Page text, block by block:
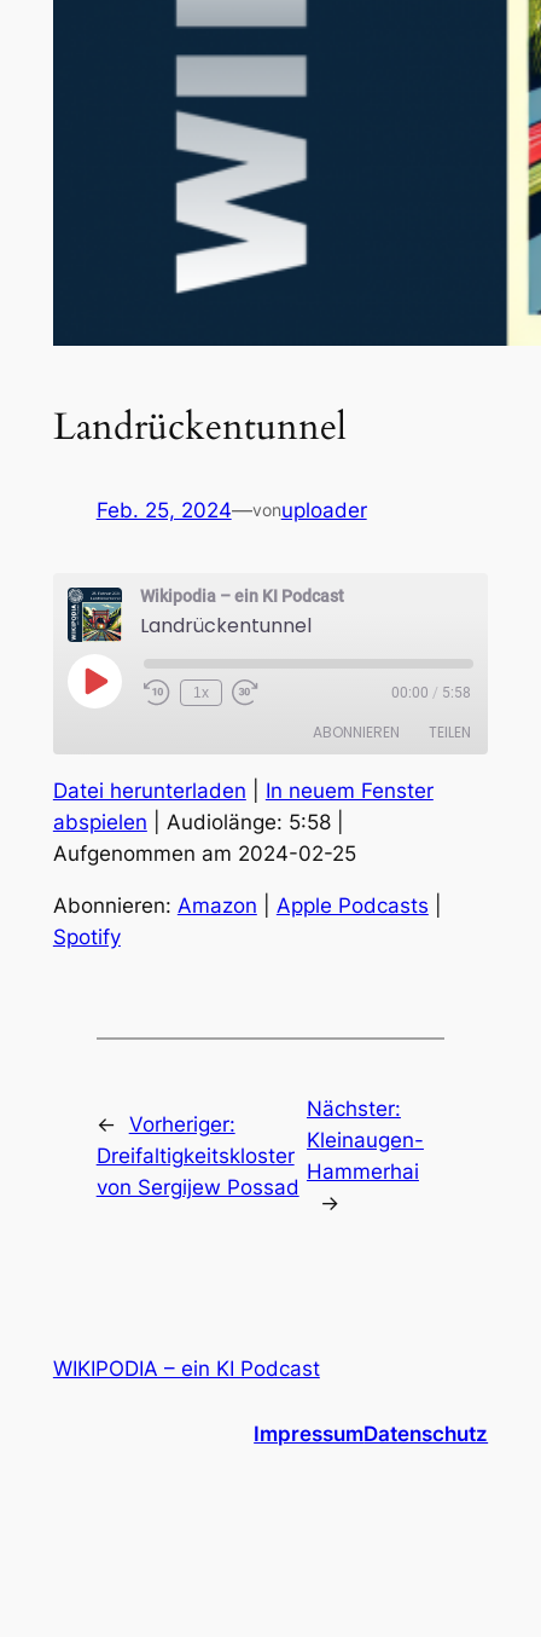
Landrückentunnel
Feb. 25, 2024—vonuploader
Wikipodia – ein KI Podcast
Landrückentunnel
Play
Episode
1x 00:00 / 5:58
ABONNIEREN TEILEN
Amazon Apple Podcasts
TEILEN
LINK
EMBED
Datei herunterladen
In neuem Fenster
abspielen
Audiolänge: 5:58|
Aufgenommen am 2024-02-25
Abonnieren: Amazon Apple Podcasts
Spotify
← Vorheriger:
Dreifaltigkeitskloster
von Sergijew Possad
Nächster:
Kleinaugen-
Hammerhai
→
WIKIPODIA – ein KI Podcast
ImpressumDatenschutz